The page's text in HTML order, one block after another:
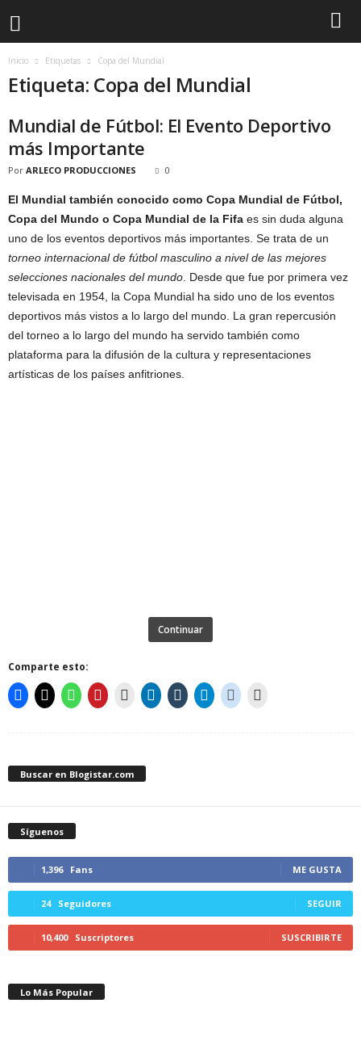
Inicio Etiquetas Copa del Mundial
Etiqueta: Copa del Mundial
Mundial de Fútbol: El Evento Deportivo
más Importante
Por ARLECO PRODUCCIONES 0
El Mundial también conocido como Copa Mundial de Fútbol,
Copa del Mundo o Copa Mundial de la Fifa es sin duda alguna
uno de los eventos deportivos más importantes. Se trata de un
torneo internacional de fútbol masculino a nivel de las mejores
selecciones nacionales del mundo . Desde que fue por primera vez
televisada en 1954, la Copa Mundial ha sido uno de los eventos
deportivos más vistos a lo largo del mundo. La gran repercusión
del torneo a lo largo del mundo ha servido también como
plataforma para la difusión de la cultura y representaciones
artísticas de los países anfitriones.
Continuar
Comparte esto:
Buscar en Blogistar.com
Síguenos
1,396 Fans ME GUSTA
24 Seguidores SEGUIR
10,400 Suscriptores SUSCRIBIRTE
Lo Más Popular